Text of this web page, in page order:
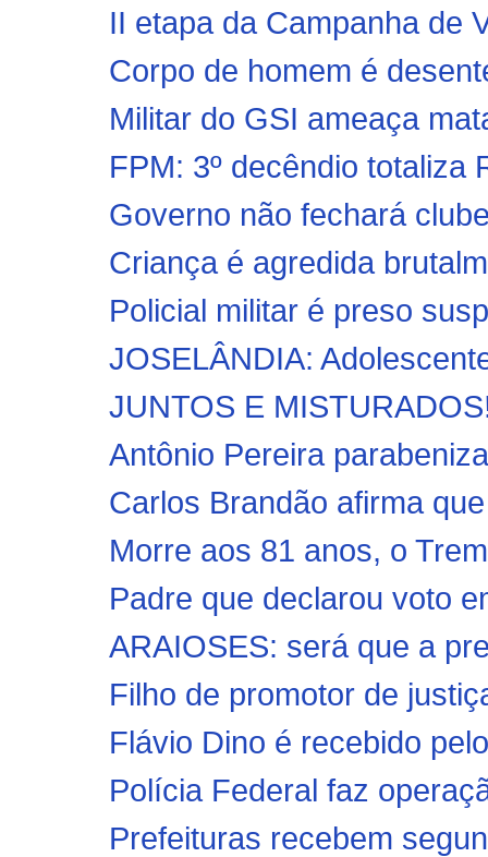
II etapa da Campanha de
Corpo de homem é
Militar do GSI ameaça
FPM: 3º decêndio totaliza
Governo não fechará
Criança é agredida
Policial militar é preso
JOSELÂNDIA:
JUNTOS E
Antônio Pereira
Carlos Brandão afirma
Morre aos 81 anos, o
Padre que declarou voto
ARAIOSES: será que a
Filho de promotor de
Flávio Dino é recebido
Polícia Federal faz
Prefeituras recebem